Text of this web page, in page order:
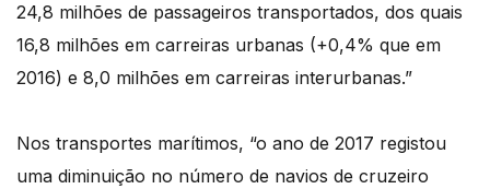
24,8 milhões de passageiros transportados, dos quais
16,8 milhões em carreiras urbanas (+0,4% que em
2016) e 8,0 milhões em carreiras interurbanas.”
Nos transportes marítimos, “o ano de 2017 registou
uma diminuição no número de navios de cruzeiro